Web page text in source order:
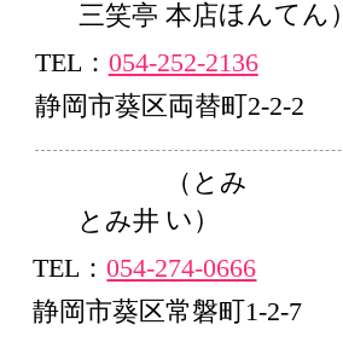
三笑亭 本店ほんてん）
TEL： 054-252-2136
静岡市葵区両替町2-2-2
とみ井
（とみ
い）
TEL：054-274-0666
静岡市葵区常磐町1-2-7